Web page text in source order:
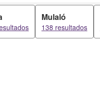
Mulaló
138 resultados